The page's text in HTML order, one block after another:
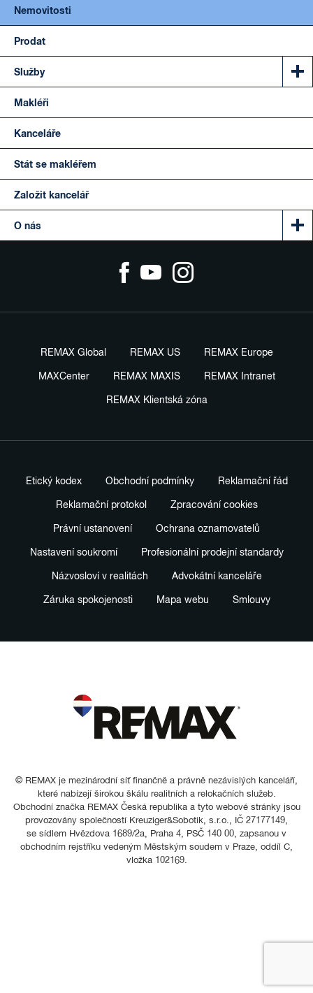
Nemovitosti
Prodat
Služby
Makléři
Kanceláře
Stát se makléřem
Založit kancelář
O nás
REMAX Global REMAX US REMAX Europe
MAXCenter REMAX MAXIS REMAX Intranet
REMAX Klientská zóna
Etický kodex Obchodní podmínky Reklamační řád
Reklamační protokol Zpracování cookies
Právní ustanovení Ochrana oznamovatelů
Nastavení soukromí Profesionální prodejní standardy
Názvosloví v realitách Advokátní kanceláře
Záruka spokojenosti Mapa webu Smlouvy
© REMAX je mezinárodní síť finančně a právně nezávislých kanceláří,
které nabízejí širokou škálu realitních a relokačních služeb.
Obchodní značka REMAX Česká republika a tyto webové stránky jsou
provozovány společností Kreuziger&Sobotik, s.r.o., IČ 27177149,
se sídlem Hvězdova 1689/2a, Praha 4, PSČ 140 00, zapsanou v
obchodním rejstříku vedeným Městským soudem v Praze, oddíl C,
vložka 102169.